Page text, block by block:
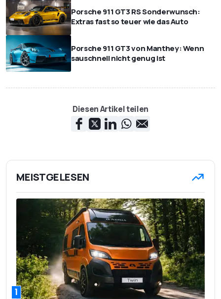
Porsche 911 GT3 RS Sonderwunsch:
Extras fast so teuer wie das Auto
Porsche 911 GT3 von Manthey: Wenn
sauschnell nicht genug ist
Diesen Artikel teilen
MEISTGELESEN
1